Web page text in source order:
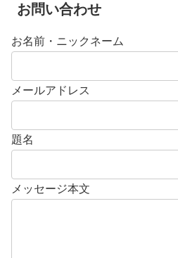
お問い合わせ
お名前・ニックネーム
メールアドレス
題名
メッセージ本文